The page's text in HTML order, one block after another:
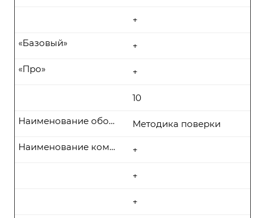
+
+
«Базовый»
+
«Про»
10
Методика поверки
Наименование оборудования
+
Наименование комплекта поставки
+
+